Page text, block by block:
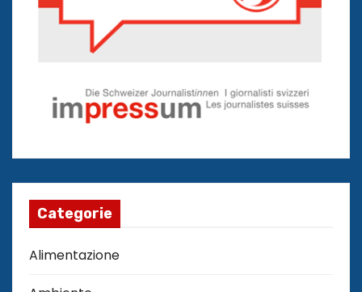
Categorie
Alimentazione